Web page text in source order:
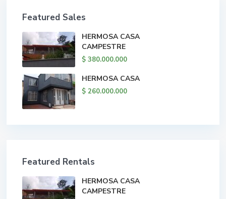
Featured Sales
HERMOSA CASA
CAMPESTRE
$ 380.000.000
HERMOSA CASA
$ 260.000.000
Featured Rentals
HERMOSA CASA
CAMPESTRE